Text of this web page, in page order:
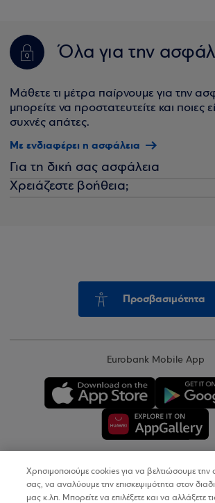
Όλα για την
Μάθετε τι μέτρα παίρνουμε για την
μπορείτε να προστατευτείτε και ποιες
συχνές απάτες.
Με ενδιαφέρει η ασφάλεια
Για τη δική σας ασφάλεια
Χρειάζεστε βοήθεια;
Προσβασιμότητα
Eurobank Mobile App
Copyright © 2026
Χρησιμοποιούμε cookies για να βελτιώσουμε την
σας, να αναλύουμε την επισκεψιμότητα στον
μας κ.λπ. Μπορείτε να επιλέξετε και να αλλάξετε